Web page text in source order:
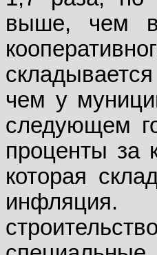
выше, чем
чем у
следующем
проценты за
которая
инфляция.